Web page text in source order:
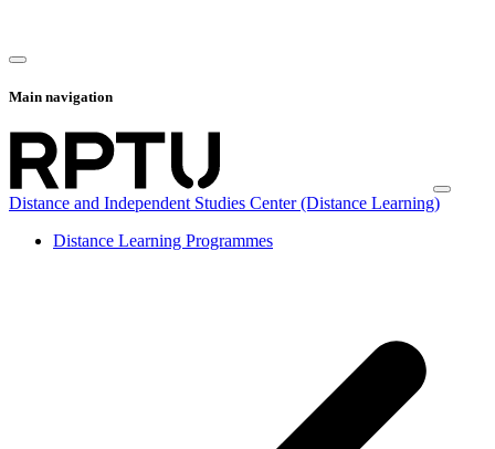
Main navigation
Distance and Independent Studies Center (Distance Learning)
Distance Learning Programmes